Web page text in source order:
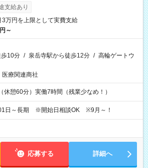
用可（利用条件有）
支給あり
3万円を上限として実費支給
～
10分 / 泉岳寺駅から徒歩12分 / 高輪ゲートウ
医療関連商社
休憩60分）実働7時間（残業少なめ！）
日～長期 ※開始日相談OK ※9月～！
応募する 詳細へ